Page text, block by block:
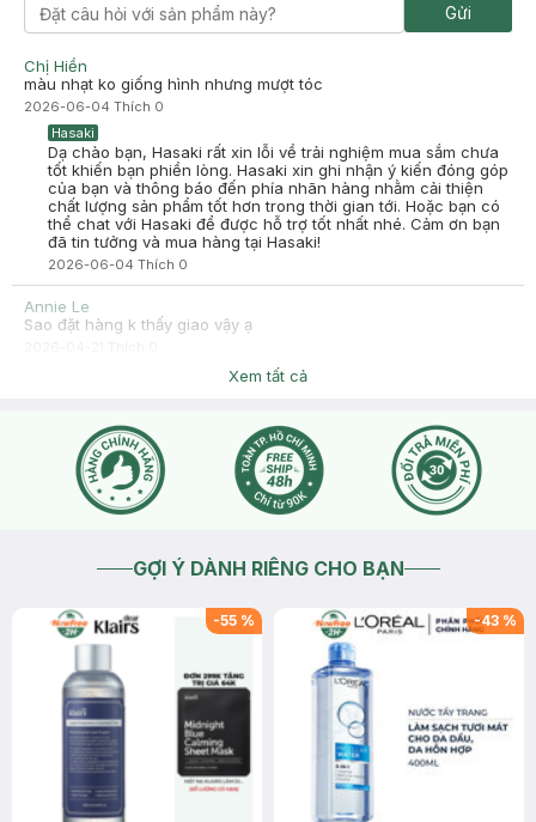
Gửi
Chị Hiền
màu nhạt ko giống hình nhưng mượt tóc
2026-06-04 Thích 0
Hasaki
Dạ chào bạn, Hasaki rất xin lỗi về trải nghiệm mua sắm chưa
tốt khiến bạn phiền lòng. Hasaki xin ghi nhận ý kiến đóng góp
của bạn và thông báo đến phía nhãn hàng nhằm cải thiện
chất lượng sản phẩm tốt hơn trong thời gian tới. Hoặc bạn có
thể chat với Hasaki để được hỗ trợ tốt nhất nhé. Cảm ơn bạn
đã tin tưởng và mua hàng tại Hasaki!
2026-06-04 Thích 0
Annie Le
Sao đặt hàng k thấy giao vậy ạ
bạn nhấn vào mục " Chat với chúng tôi" để Hasaki hỗ trợ
kiểm tra cho bạn ạ
2026-04-21Thích
Xem tất cả
GỢI Ý DÀNH RIÊNG CHO BẠN
-55 % -43 %